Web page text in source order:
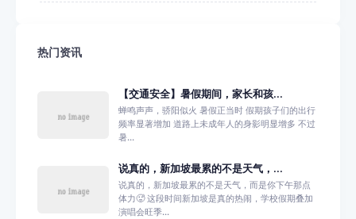
热门资讯
【交通安全】暑假期间，家长和孩...
蝉鸣声声，骄阳似火 暑假正当时 假期孩子们的出行
频率显著增加 道路上未成年人的身影明显增多 不过
暑...
说真的，新加坡最累的不是天气，...
说真的，新加坡最累的不是天气，而是你下午那点
体力🥵 这段时间新加坡是真的热闹，学校假期叠加
演唱会旺季...